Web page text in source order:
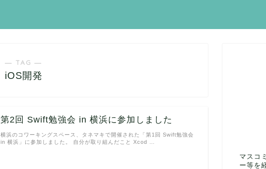
― TAG ―
iOS開発
第2回 Swift勉強会 in 横浜に参加しました
横浜のコワーキングスペース、タネマキで開催された「第1回 Swift勉強会
in 横浜」に参加しました。 自分が取り組んだこと Xcod …
マスコ
ー等を